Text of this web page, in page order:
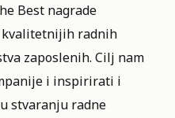
Best nagrade
kvalitetnijih radnih
zaposlenih. Cilj nam
i inspirirati i
stvaranju radne